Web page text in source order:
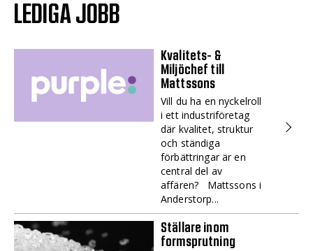
LEDIGA JOBB
Kvalitets- &
Miljöchef till
Mattssons
Vill du ha en nyckelroll
i ett industriföretag
där kvalitet, struktur
och ständiga
förbättringar är en
central del av
affären? Mattssons i
Anderstorp...
Ställare inom
formsprutning